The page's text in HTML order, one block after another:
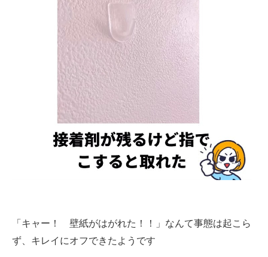
「キャー！ 壁紙がはがれた！！」なんて事態は起こら
ず、キレイにオフできたようです